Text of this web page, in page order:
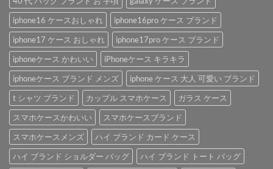
iphone16 ケースおしゃれ
iphone16pro ケース ブランド
iphone17 ケース おしゃれ
iphone17pro ケース ブランド
iphoneケース かわいい
iPhoneケース キラキラ
iphoneケース ブランド メンズ
iphone ケース 大人 可愛い ブランド
t シャツ ブランド
カップル スマホケース
ガラス ケース
スマホケースかわいい
スマホケースブランド
スマホケースメンズ
ハイ ブランド カード ケース
ハイ ブランド ショルダー バッグ
ハイ ブランド トート バッグ